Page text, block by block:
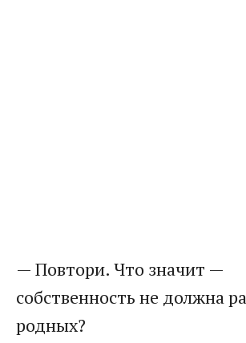
— Повтори. Что значит —
собственность не должна
родных?